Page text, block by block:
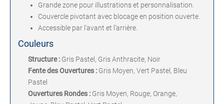
Grande zone pour illustrations et personnalisation.
Couvercle pivotant avec blocage en position ouverte.
Accessible par l’avant et l’arrière.
Couleurs
Structure : Gris Pastel, Gris Anthracite, Noir
Fente des Ouvertures : Gris Moyen, Vert Pastel, Bleu
Pastel
Ouvertures Rondes : Gris Moyen, Rouge, Orange,